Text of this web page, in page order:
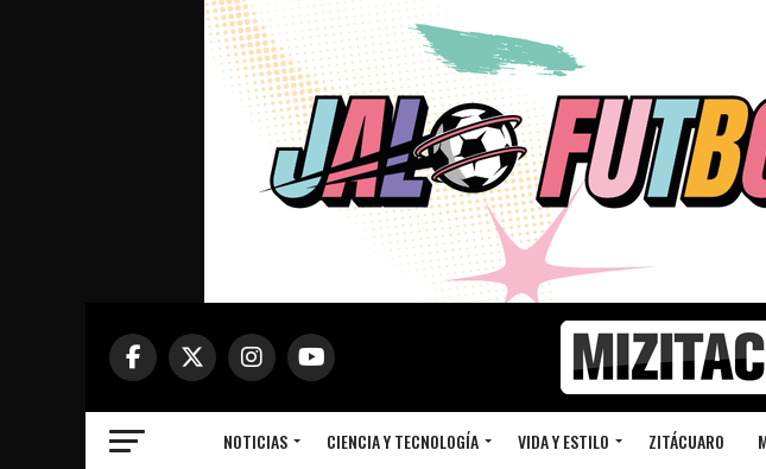
NOTICIAS CIENCIA Y TECNOLOGÍA VIDA Y ESTILO ZITÁCUARO